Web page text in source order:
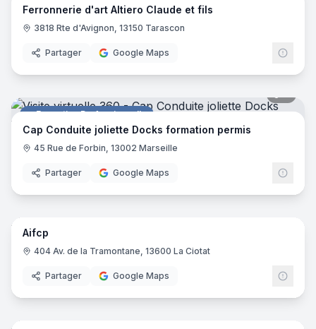
Ferronnerie d'art Altiero Claude et fils
3818 Rte d'Avignon, 13150 Tarascon
Partager Google Maps
Formation Professionnelle
Cap Conduite joliette Docks formation permis
45 Rue de Forbin, 13002 Marseille
Partager Google Maps
Enseignement Supérieur
22
Aifcp
404 Av. de la Tramontane, 13600 La Ciotat
Partager Google Maps
29